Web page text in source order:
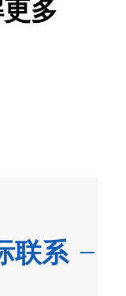
多
联系